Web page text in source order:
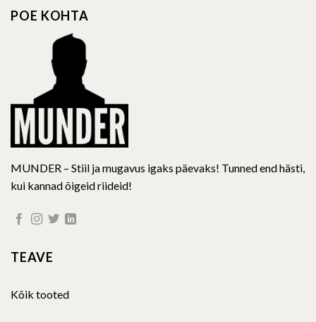
may
chosen
on
the
product
page
POE KOHTA
MUNDER – Stiil ja mugavus igaks päevaks! Tunned end hästi,
kui kannad õigeid riideid!
TEAVE
Kõik tooted